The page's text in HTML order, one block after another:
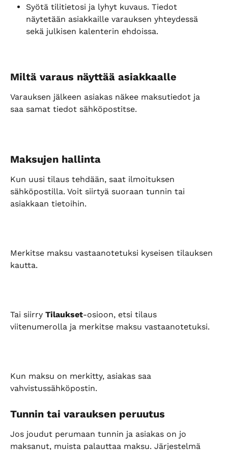
Syötä tilitietosi ja lyhyt kuvaus. Tiedot
näytetään asiakkaille varauksen yhteydessä
sekä julkisen kalenterin ehdoissa.
Miltä varaus näyttää asiakkaalle
Varauksen jälkeen asiakas näkee maksutiedot ja
saa samat tiedot sähköpostitse.
Maksujen hallinta
Kun uusi tilaus tehdään, saat ilmoituksen
sähköpostilla. Voit siirtyä suoraan tunnin tai
asiakkaan tietoihin.
Merkitse maksu vastaanotetuksi kyseisen tilauksen
kautta.
Tai siirry Tilaukset-osioon, etsi tilaus
viitenumerolla ja merkitse maksu vastaanotetuksi.
Kun maksu on merkitty, asiakas saa
vahvistussähköpostin.
Tunnin tai varauksen peruutus
Jos joudut perumaan tunnin ja asiakas on jo
maksanut, muista palauttaa maksu. Järjestelmä